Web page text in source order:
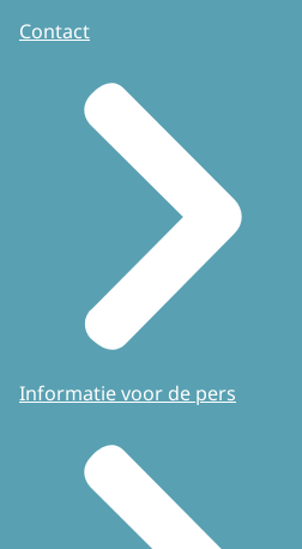
Contact
Informatie voor de pers